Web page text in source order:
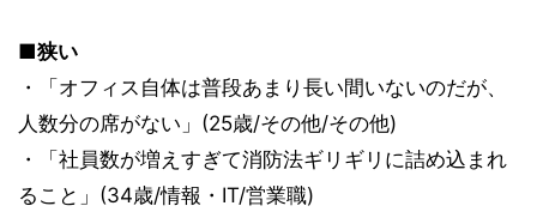
■狭い
・「オフィス自体は普段あまり長い間いないのだが、
人数分の席がない」(25歳/その他/その他)
・「社員数が増えすぎて消防法ギリギリに詰め込まれ
ること」(34歳/情報・IT/営業職)